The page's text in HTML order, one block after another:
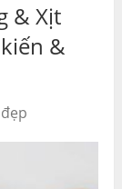
& Xịt
&